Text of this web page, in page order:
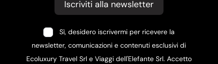
Iscriviti alla newsletter
Sì, desidero iscrivermi per ricevere la
newsletter, comunicazioni e contenuti esclusivi di
Ecoluxury Travel Srl e Viaggi dell'Elefante Srl. Accetto